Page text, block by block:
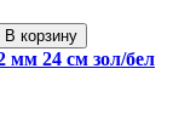
В корзину
мм 24 см зол/бел